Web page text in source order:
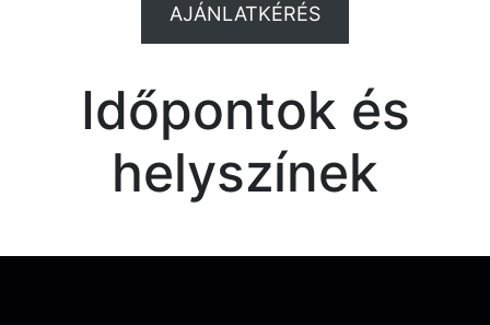
AJÁNLATKÉRÉS
Időpontok és
helyszínek